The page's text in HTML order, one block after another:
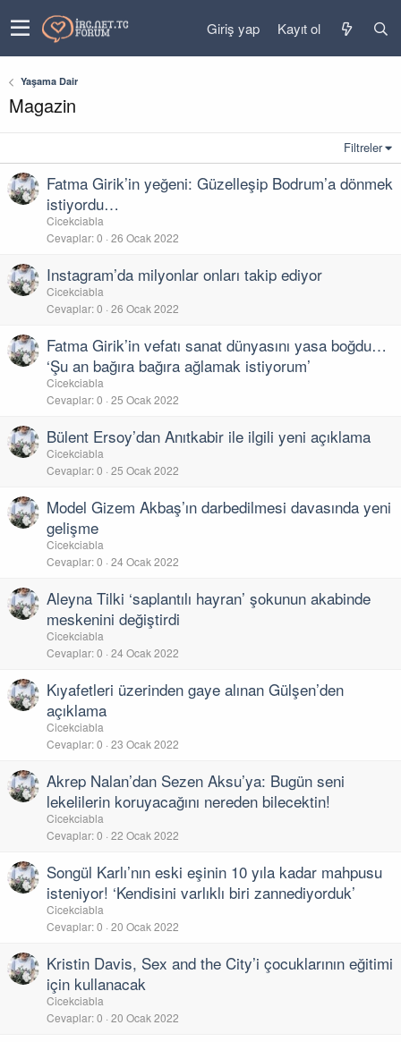
Giriş yap Kayıt ol
Yaşama Dair
Magazin
Filtreler
Fatma Girik’in yeğeni: Güzelleşip Bodrum’a dönmek
istiyordu…
Cicekciabla
Cevaplar 0 26 Ocak 2022
Instagram’da milyonlar onları takip ediyor
Cicekciabla
Cevaplar 0 26 Ocak 2022
Fatma Girik’in vefatı sanat dünyasını yasa boğdu…
‘Şu an bağıra bağıra ağlamak istiyorum’
Cicekciabla
Cevaplar 0 25 Ocak 2022
Bülent Ersoy’dan Anıtkabir ile ilgili yeni açıklama
Cicekciabla
Cevaplar 0 25 Ocak 2022
Model Gizem Akbaş’ın darbedilmesi davasında yeni
gelişme
Cicekciabla
Cevaplar 0 24 Ocak 2022
Aleyna Tilki ‘saplantılı hayran’ şokunun akabinde
meskenini değiştirdi
Cicekciabla
Cevaplar 0 24 Ocak 2022
Kıyafetleri üzerinden gaye alınan Gülşen’den
açıklama
Cicekciabla
Cevaplar 0 23 Ocak 2022
Akrep Nalan’dan Sezen Aksu’ya: Bugün seni
lekelilerin koruyacağını nereden bilecektin!
Cicekciabla
Cevaplar 0 22 Ocak 2022
Songül Karlı’nın eski eşinin 10 yıla kadar mahpusu
isteniyor! ‘Kendisini varlıklı biri zannediyorduk’
Cicekciabla
Cevaplar 0 20 Ocak 2022
Kristin Davis, Sex and the City’i çocuklarının eğitimi
için kullanacak
Cicekciabla
Cevaplar 0 20 Ocak 2022